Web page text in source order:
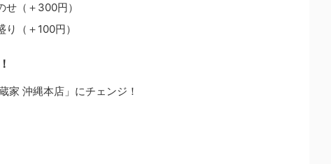
（＋300円）
（＋100円）
家 沖縄本店」にチェンジ！